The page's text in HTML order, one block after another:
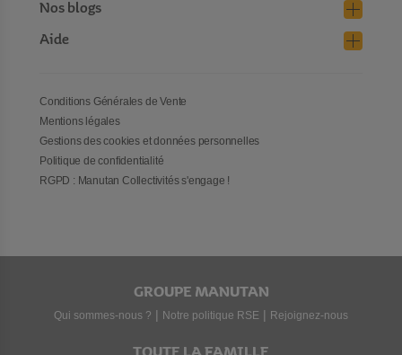
Nos blogs
Aide
Conditions Générales de Vente
Mentions légales
Gestions des cookies et données personnelles
Politique de confidentialité
RGPD : Manutan Collectivités s'engage !
GROUPE MANUTAN
Qui sommes-nous ? | Notre politique RSE | Rejoignez-nous